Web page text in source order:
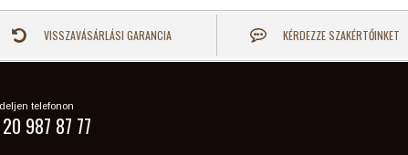
VISSZAVÁSÁRLÁSI GARANCIA KÉRDEZZE SZAKÉRTŐINKET
telefonon
987 87 77